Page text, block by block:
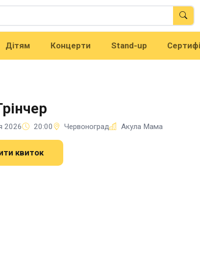
Дітям Концерти Stand-up
2026 20:00 Червоноград Акула Мама
квиток